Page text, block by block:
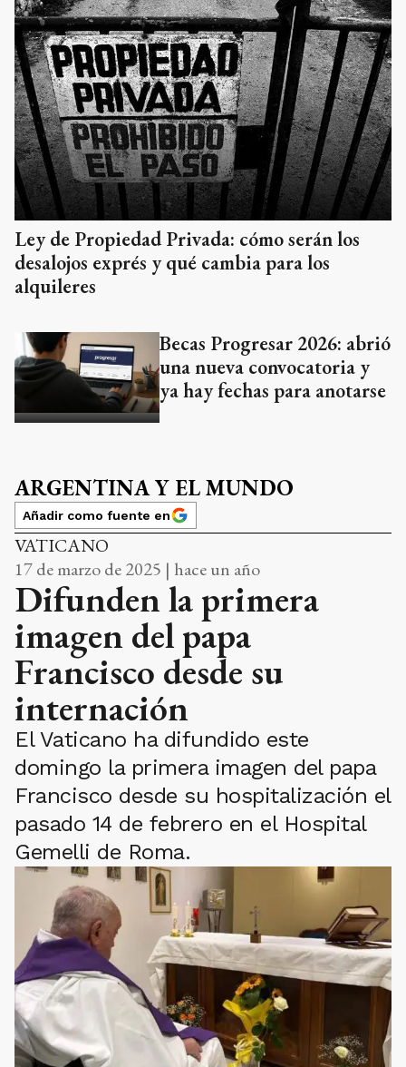
Ley de Propiedad Privada: cómo serán los
desalojos exprés y qué cambia para los
alquileres
Becas Progresar 2026: abrió
una nueva convocatoria y
ya hay fechas para anotarse
ARGENTINA Y EL MUNDO
Añadir como fuente en
VATICANO
17 de marzo de 2025 | hace un año
Difunden la primera
imagen del papa
Francisco desde su
internación
El Vaticano ha difundido este
domingo la primera imagen del papa
Francisco desde su hospitalización el
pasado 14 de febrero en el Hospital
Gemelli de Roma.